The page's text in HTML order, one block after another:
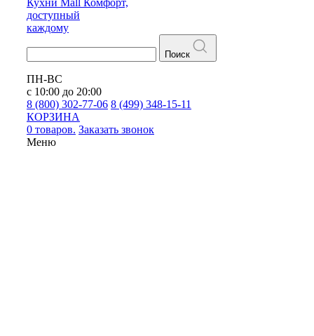
Кухни Mall Комфорт,
доступный
каждому
Поиск
ПН-ВС
с 10:00 до 20:00
8 (800) 302-77-06 8 (499) 348-15-11
КОРЗИНА
0 товаров. Заказать звонок
Меню